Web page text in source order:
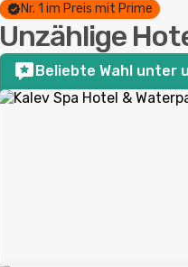
Nr. 1 im Preis mit Prime
Unzählige
Beliebte Wahl unter